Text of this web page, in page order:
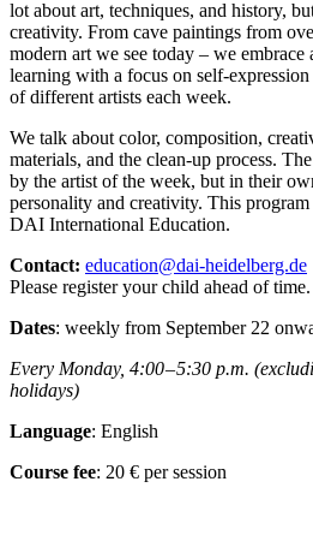
lot about art, techniques, and history,
creativity. From cave paintings from
modern art we see today – we embrace
learning with a focus on self-
of different artists each week.
We talk about color, composition,
materials, and the clean-up process.
by the artist of the week, but in their
personality and creativity. This
DAI International Education.
Contact: education@dai-heidelberg.de
Please register your child ahead of time.
Dates: weekly from September 22
Every Monday, 4:00–5:30 p.m.
holidays)
Language: English
Course fee: 20 € per session